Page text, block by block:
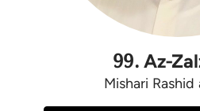
99.Az-
Mishari Rashid